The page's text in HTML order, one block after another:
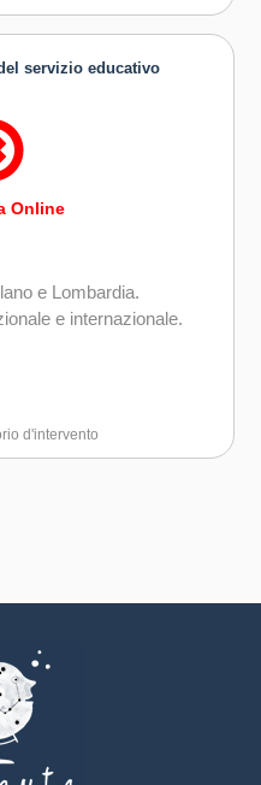
scelgo la migliore
servizio educativo
Online
e Lombardia.
e internazionale.
d'intervento